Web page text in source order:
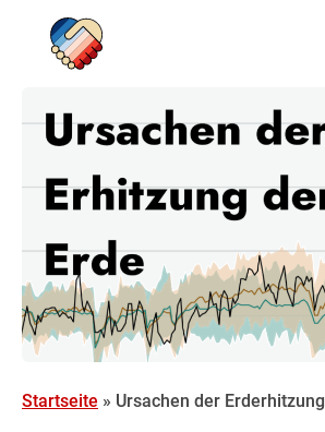
Startseite » Ursachen der Erderhitzung